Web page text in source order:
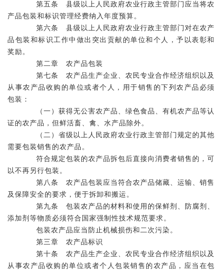
第五条 县级以上人民政府农业行政主管部门应当将农
产品包装和标识管理经费纳入年度预算。
第六条 县级以上人民政府农业行政主管部门对在农产
品包装和标识工作中做出突出贡献的单位和个人，予以表彰和
奖励。
第二章 农产品包装
第七条 农产品生产企业、农民专业合作经济组织以及
从事农产品收购的单位或者个人，用于销售的下列农产品必须
包装：
（一）获得无公害农产品、绿色食品、有机农产品等认
证的农产品，但鲜活畜、禽、水产品除外。
（二）省级以上人民政府农业行政主管部门规定的其他
需要包装销售的农产品。
符合规定包装的农产品拆包后直接向消费者销售的，可
以不再另行包装。
第八条 农产品包装应当符合农产品储藏、运输、销售
及保障安全的要求，便于拆卸和搬运。
第九条 包装农产品的材料和使用的保鲜剂、防腐剂、
添加剂等物质必须符合国家强制性技术规范要求。
包装农产品应当防止机械损伤和二次污染。
第三章 农产品标识
第十条 农产品生产企业、农民专业合作经济组织以及
从事农产品收购的单位或者个人包装销售的农产品，应当在包